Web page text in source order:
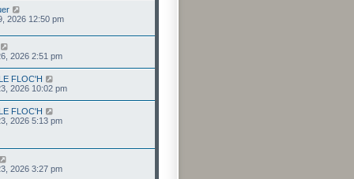
2026 12:50 pm
2026 2:51 pm
FLOC'H
2026 10:02 pm
FLOC'H
2026 5:13 pm
2026 3:27 pm